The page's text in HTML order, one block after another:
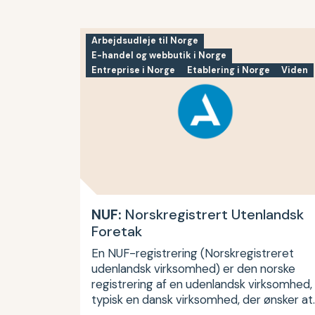
NUF: Norskregistrert Utenlandsk
Foretak
En NUF-registrering (Norskregistreret
udenlandsk virksomhed) er den norske
registrering af en udenlandsk virksomhed,
typisk en dansk virksomhed, der ønsker
Arbejdsudleje til Norge
E-handel og webbutik i Norge
Entreprise i Norge
Etablering i Norge Viden